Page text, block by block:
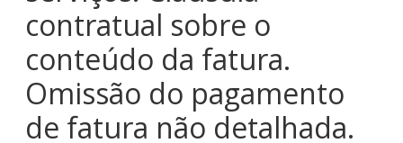
Coimbra
contratual sobre o
conteúdo da fatura.
Omissão do pagamento
de fatura não detalhada.